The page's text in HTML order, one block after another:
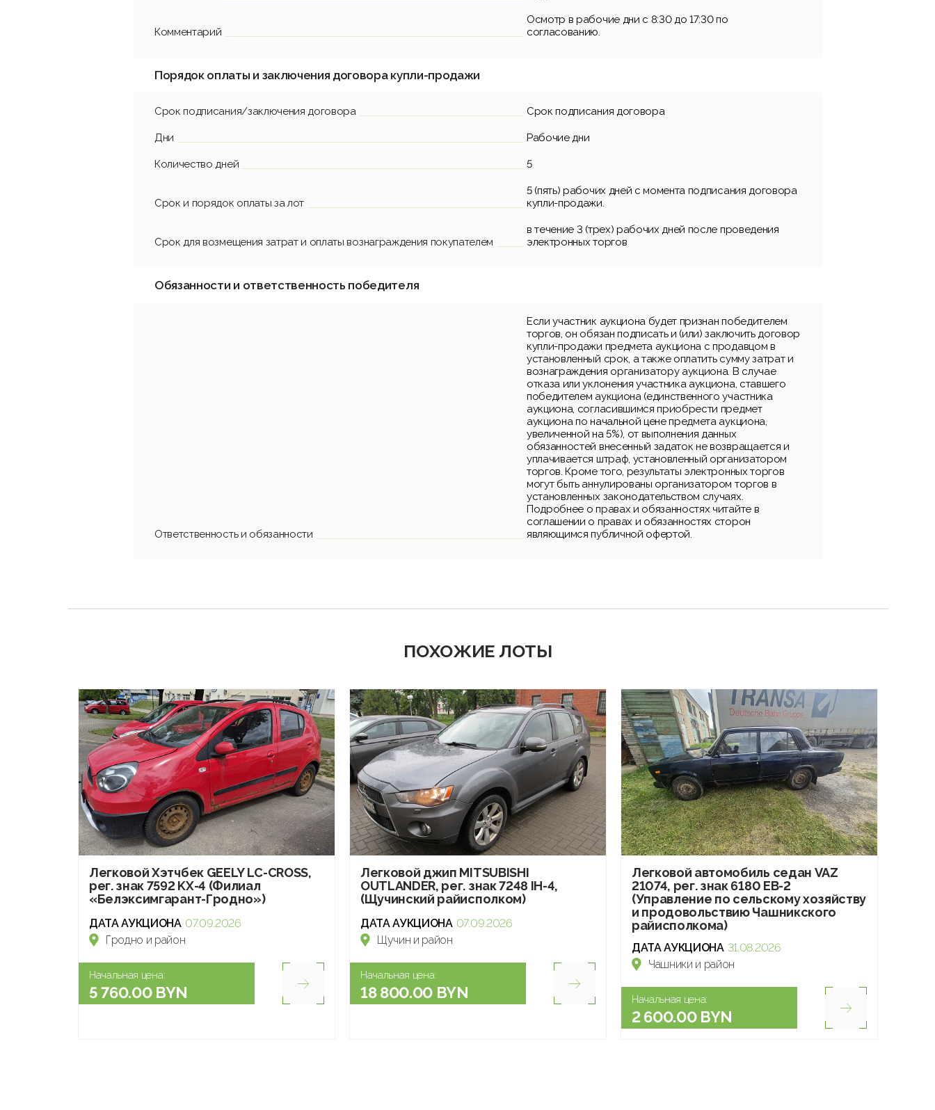
Комментарий
Осмотр в рабочие дни с 8:30 до 17:30 по
согласованию.
Порядок оплаты и заключения договора купли-продажи
Срок подписания/заключения договора Срок подписания договора
Дни Рабочие дни
Количество дней 5
Срок и порядок оплаты за лот
5 (пять) рабочих дней с момента подписания договора
купли-продажи.
Срок для возмещения затрат и оплаты вознаграждения покупателем
в течение 3 (трех) рабочих дней после проведения
электронных торгов
Обязанности и ответственность победителя
Ответственность и обязанности
Если участник аукциона будет признан победителем
торгов, он обязан подписать и (или) заключить договор
купли-продажи предмета аукциона с продавцом в
установленный срок, а также оплатить сумму затрат и
вознаграждения организатору аукциона. В случае
отказа или уклонения участника аукциона, ставшего
победителем аукциона (единственного участника
аукциона, согласившимся приобрести предмет
аукциона по начальной цене предмета аукциона,
увеличенной на 5%), от выполнения данных
обязанностей внесенный задаток не возвращается и
уплачивается штраф, установленный организатором
торгов. Кроме того, результаты электронных торгов
могут быть аннулированы организатором торгов в
установленных законодательством случаях.
Подробнее о правах и обязанностях читайте в
соглашении о правах и обязанностях сторон
являющимся публичной офертой.
ПОХОЖИЕ ЛОТЫ
Легковой Хэтчбек GEELY LC-CROSS,
рег. знак 7592 KX-4 (Филиал
«Белэксимгарант-Гродно»)
ДАТА АУКЦИОНА 07.09.2026
Гродно и район
Начальная цена:
5 760.00 BYN
Легковой джип МITSUBISHI
OUTLANDER, рег. знак 7248 IH-4,
(Щучинский райисполком)
ДАТА АУКЦИОНА 07.09.2026
Щучин и район
Начальная цена:
18 800.00 BYN
Легковой автомобиль седан VAZ
21074, рег. знак 6180 EB-2
(Управление по сельскому хозяйству
и продовольствию Чашникского
райисполкома)
ДАТА АУКЦИОНА 31.08.2026
Чашники и район
Начальная цена:
2 600.00 BYN